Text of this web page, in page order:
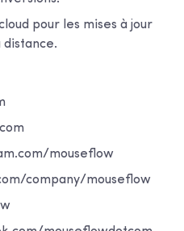
pour les mises à jour
distance.
mouseflow
company/mouseflow